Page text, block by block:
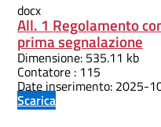
docx
All. 1 Regolamento
prima segnalazione
Dimensione: 535.11 kb
Contatore : 115
Date inserimento: 2025-
Scarica